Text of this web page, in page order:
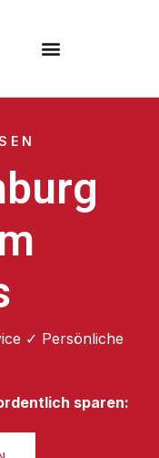
✓ Persönliche
sparen: